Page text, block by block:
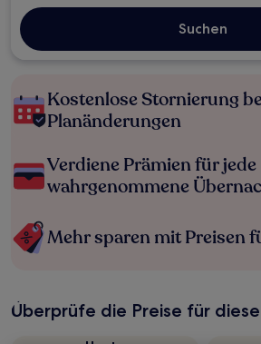
Suchen
Kostenlose Stornierung
Planänderungen
Verdiene Prämien für jede
wahrgenommene
Mehr sparen mit Preisen
Überprüfe die Preise für